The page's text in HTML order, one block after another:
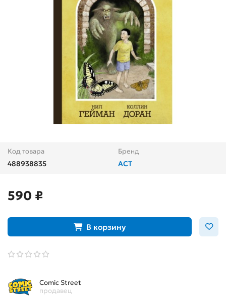
Код товара
488938835
Бренд
АСТ
590 ₽
В корзину
Comic Street
продавец